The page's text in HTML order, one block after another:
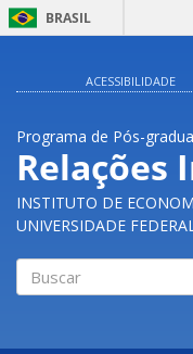
BRASIL
ACESSIBILIDADE
Programa de Pós-
Relações
INSTITUTO DE
UNIVERSIDADE